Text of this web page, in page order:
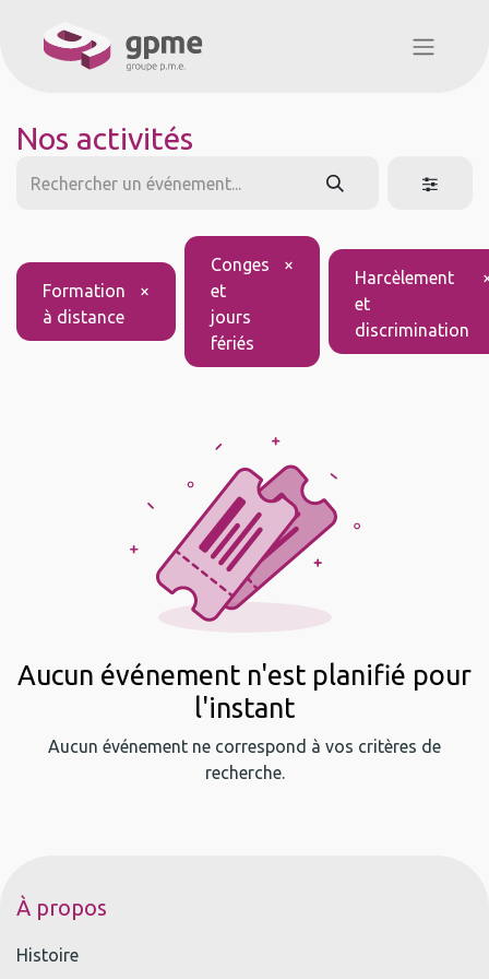
Nos activités
Formation
à distance
×
Conges
et
jours
fériés
×
Harcèlement
et
discrimination
Aucun événement n'est planifié pour
l'instant
Aucun événement ne correspond à vos critères de
recherche.
À propos
Histoire